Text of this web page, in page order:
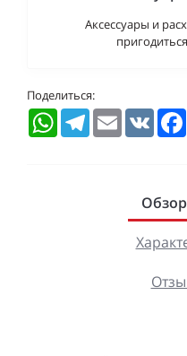
Аксессуары и
Поделиться:
WhatsAppTelegramEmail VK